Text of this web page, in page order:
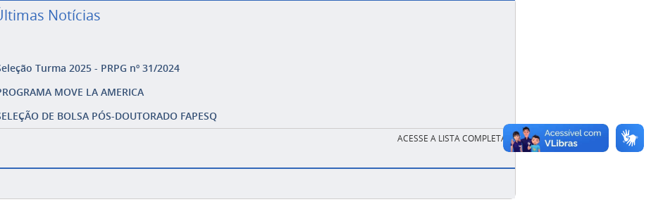
Notícias
Turma 2025 - PRPG nº 31/2024
MOVE LA AMERICA
DE BOLSA PÓS-DOUTORADO FAPESQ
ACESSE A LISTA COMPLETA